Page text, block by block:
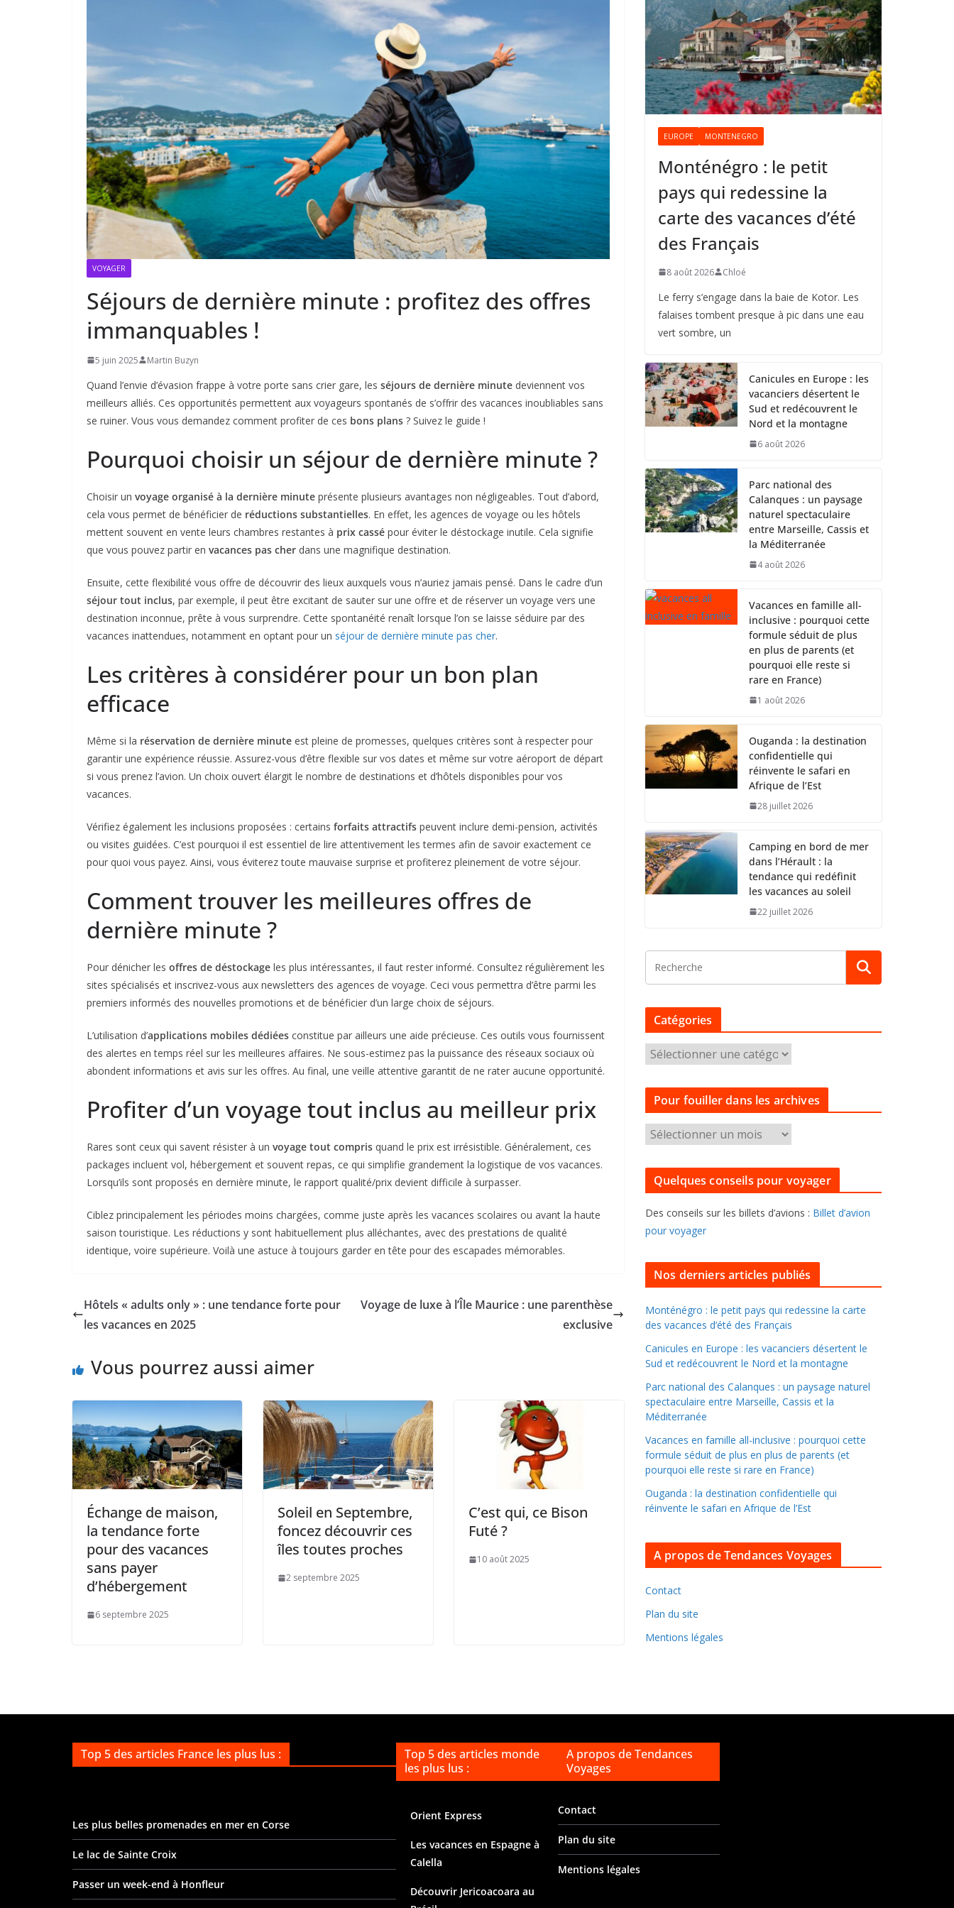
VOYAGER
Séjours de dernière minute : profitez des offres
immanquables !
5 juin 2025 Martin Buzyn
Quand l’envie d’évasion frappe à votre porte sans crier gare, les séjours de dernière minute deviennent vos
meilleurs alliés. Ces opportunités permettent aux voyageurs spontanés de s’offrir des vacances inoubliables sans
se ruiner. Vous vous demandez comment profiter de ces bons plans ? Suivez le guide !
Pourquoi choisir un séjour de dernière minute ?
Choisir un voyage organisé à la dernière minute présente plusieurs avantages non négligeables. Tout d’abord,
cela vous permet de bénéficier de réductions substantielles. En effet, les agences de voyage ou les hôtels
mettent souvent en vente leurs chambres restantes à prix cassé pour éviter le déstockage inutile. Cela signifie
que vous pouvez partir en vacances pas cher dans une magnifique destination.
Ensuite, cette flexibilité vous offre de découvrir des lieux auxquels vous n’auriez jamais pensé. Dans le cadre d’un
séjour tout inclus, par exemple, il peut être excitant de sauter sur une offre et de réserver un voyage vers une
destination inconnue, prête à vous surprendre. Cette spontanéité renaît lorsque l’on se laisse séduire par des
vacances inattendues, notamment en optant pour un séjour de dernière minute pas cher.
Les critères à considérer pour un bon plan
efficace
Même si la réservation de dernière minute est pleine de promesses, quelques critères sont à respecter pour
garantir une expérience réussie. Assurez-vous d’être flexible sur vos dates et même sur votre aéroport de départ
si vous prenez l’avion. Un choix ouvert élargit le nombre de destinations et d’hôtels disponibles pour vos
vacances.
Vérifiez également les inclusions proposées : certains forfaits attractifs peuvent inclure demi-pension, activités
ou visites guidées. C’est pourquoi il est essentiel de lire attentivement les termes afin de savoir exactement ce
pour quoi vous payez. Ainsi, vous éviterez toute mauvaise surprise et profiterez pleinement de votre séjour.
Comment trouver les meilleures offres de
dernière minute ?
Pour dénicher les offres de déstockage les plus intéressantes, il faut rester informé. Consultez régulièrement les
sites spécialisés et inscrivez-vous aux newsletters des agences de voyage. Ceci vous permettra d’être parmi les
premiers informés des nouvelles promotions et de bénéficier d’un large choix de séjours.
L’utilisation d’applications mobiles dédiées constitue par ailleurs une aide précieuse. Ces outils vous fournissent
des alertes en temps réel sur les meilleures affaires. Ne sous-estimez pas la puissance des réseaux sociaux où
abondent informations et avis sur les offres. Au final, une veille attentive garantit de ne rater aucune opportunité.
Profiter d’un voyage tout inclus au meilleur prix
Rares sont ceux qui savent résister à un voyage tout compris quand le prix est irrésistible. Généralement, ces
packages incluent vol, hébergement et souvent repas, ce qui simplifie grandement la logistique de vos vacances.
Lorsqu’ils sont proposés en dernière minute, le rapport qualité/prix devient difficile à surpasser.
Ciblez principalement les périodes moins chargées, comme juste après les vacances scolaires ou avant la haute
saison touristique. Les réductions y sont habituellement plus alléchantes, avec des prestations de qualité
identique, voire supérieure. Voilà une astuce à toujours garder en tête pour des escapades mémorables.
Hôtels « adults only » : une tendance forte pour
les vacances en 2025
Voyage de luxe à l’Île Maurice : une parenthèse
exclusive
Vous pourrez aussi aimer
Échange de maison,
la tendance forte
pour des vacances
sans payer
d’hébergement
6 septembre 2025
Soleil en Septembre,
foncez découvrir ces
îles toutes proches
2 septembre 2025
C’est qui, ce Bison
Futé ?
10 août 2025
EUROPE MONTENEGRO
Monténégro : le petit
pays qui redessine la
carte des vacances d’été
des Français
8 août 2026 Chloé
Le ferry s’engage dans la baie de Kotor. Les
falaises tombent presque à pic dans une eau
vert sombre, un
Canicules en Europe : les
vacanciers désertent le
Sud et redécouvrent le
Nord et la montagne
6 août 2026
Parc national des
Calanques : un paysage
naturel spectaculaire
entre Marseille, Cassis et
la Méditerranée
4 août 2026
Vacances en famille all-
inclusive : pourquoi cette
formule séduit de plus
en plus de parents (et
pourquoi elle reste si
rare en France)
1 août 2026
Ouganda : la destination
confidentielle qui
réinvente le safari en
Afrique de l’Est
28 juillet 2026
Camping en bord de mer
dans l’Hérault : la
tendance qui redéfinit
les vacances au soleil
22 juillet 2026
Catégories
a
t
g
e
s
Pour fouiller dans les archives
o
u
o
u
l
e
r
d
a
n
s
l
e
s
a
r
c
i
s
Quelques conseils pour voyager
Des conseils sur les billets d’avions : Billet d’avion
pour voyager
Nos derniers articles publiés
Monténégro : le petit pays qui redessine la carte
des vacances d’été des Français
Canicules en Europe : les vacanciers désertent le
Sud et redécouvrent le Nord et la montagne
Parc national des Calanques : un paysage naturel
spectaculaire entre Marseille, Cassis et la
Méditerranée
Vacances en famille all-inclusive : pourquoi cette
formule séduit de plus en plus de parents (et
pourquoi elle reste si rare en France)
Ouganda : la destination confidentielle qui
réinvente le safari en Afrique de l’Est
A propos de Tendances Voyages
Contact
Plan du site
Mentions légales
Top 5 des articles France les plus lus :
Les plus belles promenades en mer en Corse
Le lac de Sainte Croix
Passer un week-end à Honfleur
Top 5 des articles monde
les plus lus :
Orient Express
Les vacances en Espagne à
Calella
Découvrir Jericoacoara au
A propos de Tendances
Voyages
Contact
Plan du site
Mentions légales